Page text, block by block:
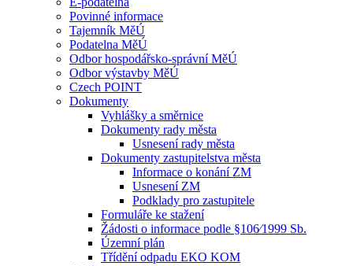
Povinné informace
Tajemník MěÚ
Podatelna MěÚ
Odbor hospodářsko-správní MěÚ
Odbor výstavby MěÚ
Czech POINT
Dokumenty
Vyhlášky a směrnice
Dokumenty rady města
Usnesení rady města
Dokumenty zastupitelstva města
Informace o konání ZM
Usnesení ZM
Podklady pro zastupitele
Formuláře ke stažení
Žádosti o informace podle §106⁄1999 Sb.
Územní plán
Třídění odpadu EKO KOM